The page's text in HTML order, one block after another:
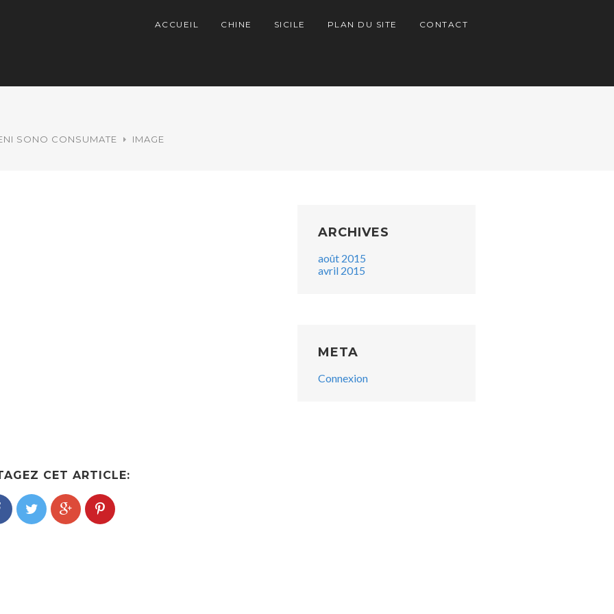
ACCUEIL CHINE SICILE PLAN DU SITE CONTACT
SONO CONSUMATE IMAGE
CET ARTICLE:
ARCHIVES
août 2015
avril 2015
META
Connexion